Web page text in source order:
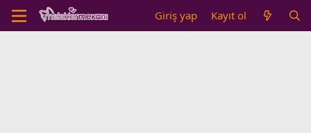
Giriş yap Kayıt ol